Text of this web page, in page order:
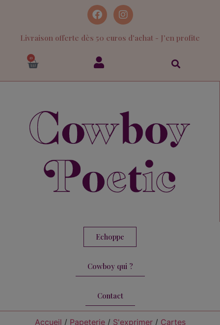
Livraison offerte dès 50 euros d'achat - J'en profite
0
Echoppe
Cowboy qui ?
Contact
Accueil / Papeterie/ S'exprimer/ Cartes